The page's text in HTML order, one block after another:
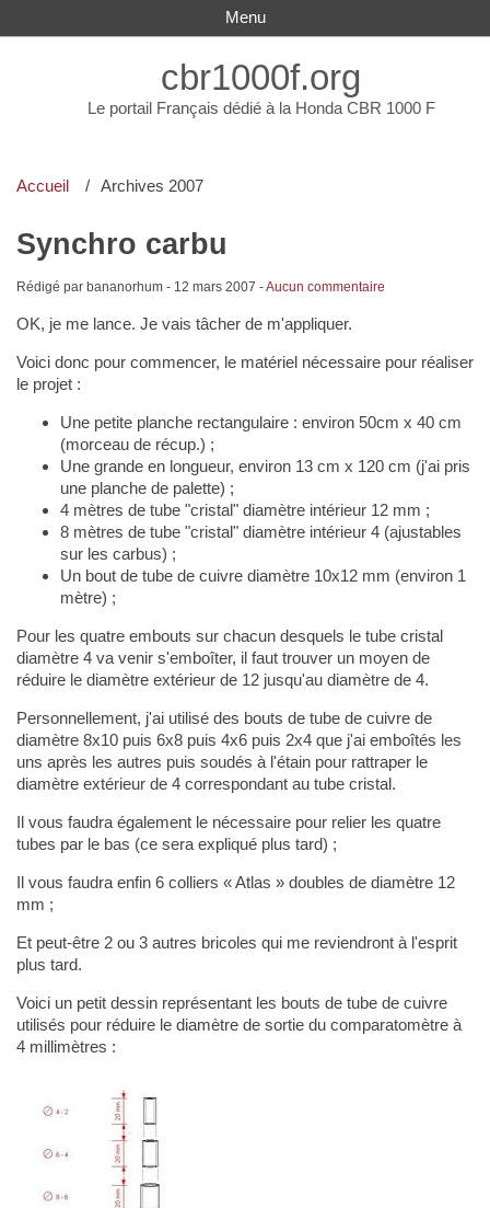
cbr1000f.org
Le portail Français dédié à la Honda CBR 1000 F
Menu
Accueil Archives 2007
Synchro carbu
Rédigé par bananorhum - 12 mars 2007 -Aucun commentaire
OK, je me lance. Je vais tâcher de m'appliquer.
Voici donc pour commencer, le matériel nécessaire pour réaliser
le projet :
Une petite planche rectangulaire : environ 50cm x 40 cm
(morceau de récup.) ;
Une grande en longueur, environ 13 cm x 120 cm (j'ai pris
une planche de palette) ;
4 mètres de tube "cristal" diamètre intérieur 12 mm ;
8 mètres de tube "cristal" diamètre intérieur 4 (ajustables
sur les carbus) ;
Un bout de tube de cuivre diamètre 10x12 mm (environ 1
mètre) ;
Pour les quatre embouts sur chacun desquels le tube cristal
diamètre 4 va venir s'emboîter, il faut trouver un moyen de
réduire le diamètre extérieur de 12 jusqu'au diamètre de 4.
Personnellement, j'ai utilisé des bouts de tube de cuivre de
diamètre 8x10 puis 6x8 puis 4x6 puis 2x4 que j'ai emboîtés les
uns après les autres puis soudés à l'étain pour rattraper le
diamètre extérieur de 4 correspondant au tube cristal.
Il vous faudra également le nécessaire pour relier les quatre
tubes par le bas (ce sera expliqué plus tard) ;
Il vous faudra enfin 6 colliers « Atlas » doubles de diamètre 12
mm ;
Et peut-être 2 ou 3 autres bricoles qui me reviendront à l'esprit
plus tard.
Voici un petit dessin représentant les bouts de tube de cuivre
utilisés pour réduire le diamètre de sortie du comparatomètre à
4 millimètres :